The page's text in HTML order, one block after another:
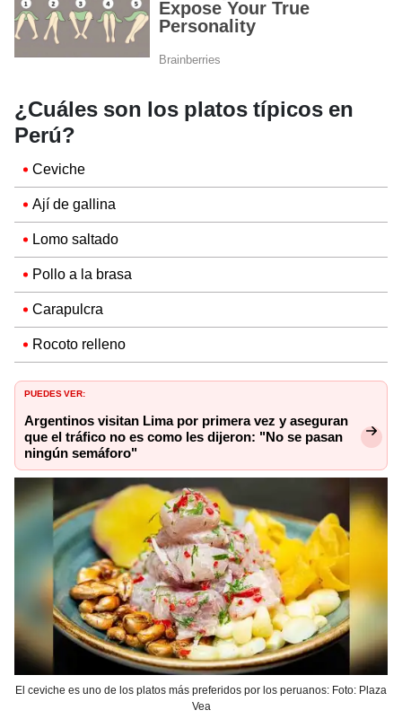
¿Cuáles son los platos típicos en
Perú?
Ceviche
Ají de gallina
Lomo saltado
Pollo a la brasa
Carapulcra
Rocoto relleno
PUEDES VER:
Argentinos visitan Lima por primera vez y aseguran
que el tráfico no es como les dijeron: "No se pasan
ningún semáforo"
El ceviche es uno de los platos más preferidos por los peruanos: Foto: Plaza
Vea